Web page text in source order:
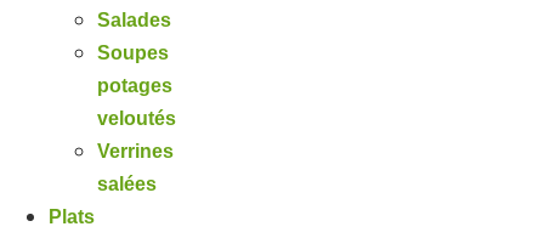
Salades
Soupes
potages
veloutés
Verrines
salées
Plats